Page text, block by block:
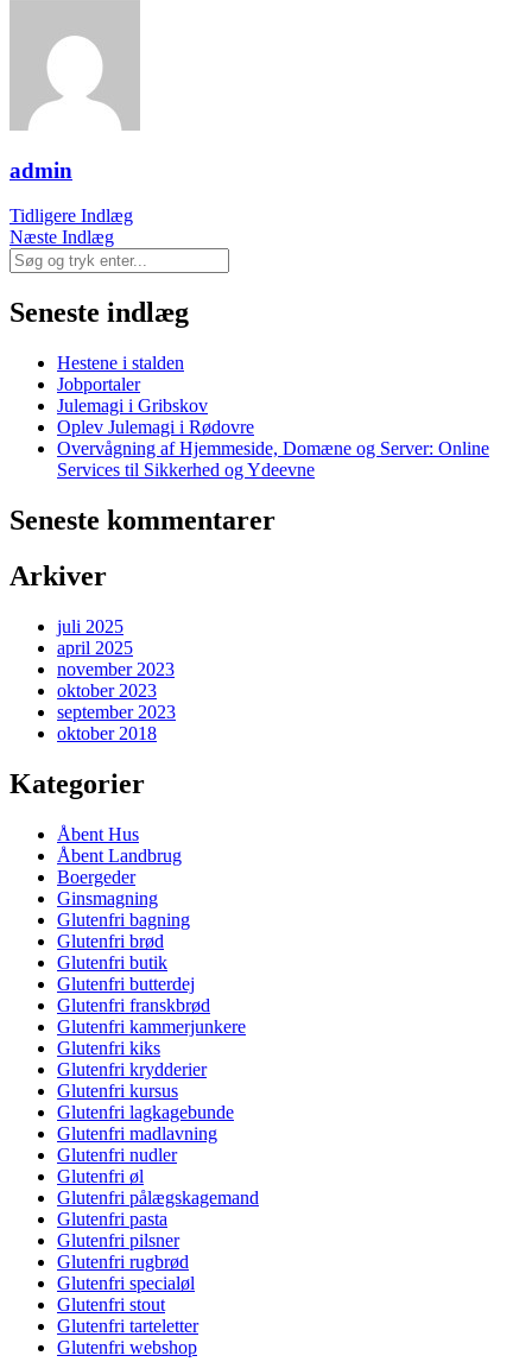
admin
Tidligere Indlæg
Næste Indlæg
Seneste indlæg
Hestene i stalden
Jobportaler
Julemagi i Gribskov
Oplev Julemagi i Rødovre
Overvågning af Hjemmeside, Domæne og Server: Online
Services til Sikkerhed og Ydeevne
Seneste kommentarer
Arkiver
juli 2025
april 2025
november 2023
oktober 2023
september 2023
oktober 2018
Kategorier
Åbent Hus
Åbent Landbrug
Boergeder
Ginsmagning
Glutenfri bagning
Glutenfri brød
Glutenfri butik
Glutenfri butterdej
Glutenfri franskbrød
Glutenfri kammerjunkere
Glutenfri kiks
Glutenfri krydderier
Glutenfri kursus
Glutenfri lagkagebunde
Glutenfri madlavning
Glutenfri nudler
Glutenfri øl
Glutenfri pålægskagemand
Glutenfri pasta
Glutenfri pilsner
Glutenfri rugbrød
Glutenfri specialøl
Glutenfri stout
Glutenfri tarteletter
Glutenfri webshop